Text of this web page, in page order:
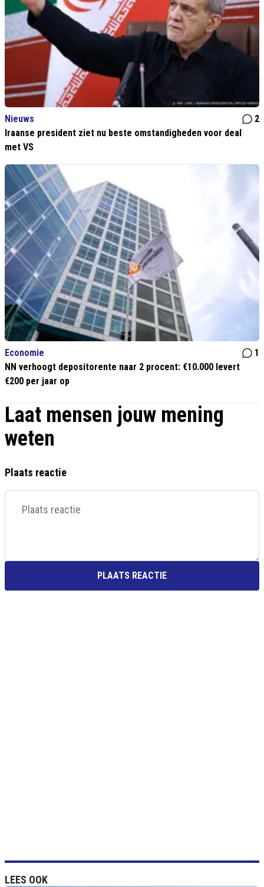
Nieuws
2
Iraanse president ziet nu beste omstandigheden voor deal
met VS
Economie
1
NN verhoogt depositorente naar 2 procent: €10.000 levert
€200 per jaar op
Laat mensen jouw mening
weten
Plaats reactie
PLAATS REACTIE
LEES OOK